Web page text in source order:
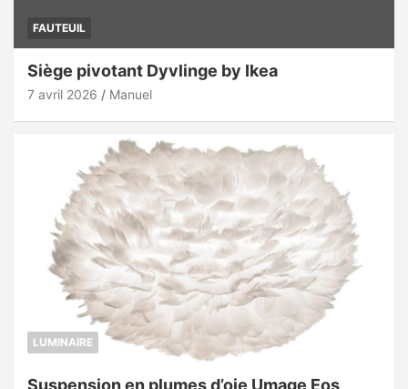
FAUTEUIL
Siège pivotant Dyvlinge by Ikea
7 avril 2026 Manuel
LUMINAIRE
Suspension en plumes d’oie Umage Eos